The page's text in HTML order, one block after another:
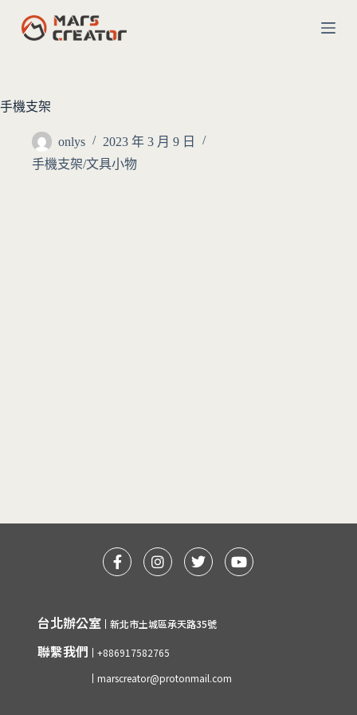
跳
至
容
手機支架
onlys
2023 年 3 月 9 日
手機支架/文具小物
台北辦公室 新北市土城區承天路35號
聯繫我們
+886917582765
marscreator@protonmail.com